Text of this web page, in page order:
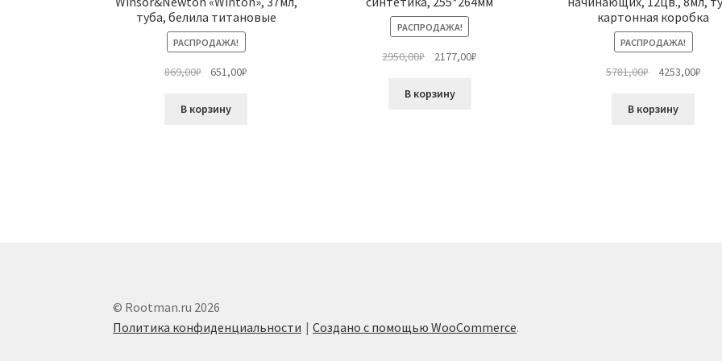
туба, белила титановые
РАСПРОДАЖА!
869,00₽
Первоначальная
составляла
651,00₽
В корзину
РАСПРОДАЖА!
2950,00₽
Первоначальная
составляла
2177,00₽
В корзину
картонная коробка
РАСПРОДАЖА!
5781,00₽
составляла
4253,00₽
В корзину
© Rootman.ru 2026
Политика конфиденциальности
Создано с помощью WooCommerce.